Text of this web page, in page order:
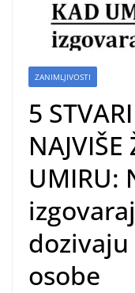
ZANIMLJIVOSTI
5
NAJVIŠE
UMIRU:
dozivaju
osobe